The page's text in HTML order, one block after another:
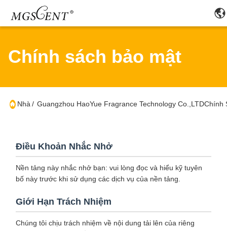
Chính sách bảo mật
Nhà / Guangzhou HaoYue Fragrance Technology Co.,LTDChính
Điều Khoản Nhắc Nhở
Nền tảng này nhắc nhở bạn: vui lòng đọc và hiểu kỹ tuyên
bố này trước khi sử dụng các dịch vụ của nền tảng.
Giới Hạn Trách Nhiệm
Chúng tôi chịu trách nhiệm về nội dung tải lên của riêng